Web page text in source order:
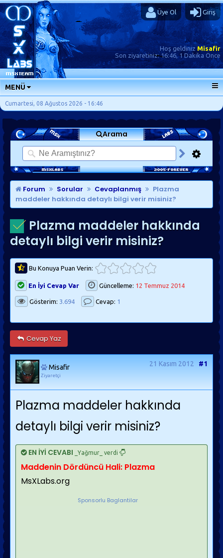
Üye Ol Giriş
Hoş geldinizMisafir
Son ziyaretiniz:16:46, 1 Dakika Önce
MENÜ
ANA SAYFA
FORUMLAR
SORU-CEVAP
GÜNLÜKLER
SON MESAJLAR
KISAYOLLAR
Cumartesi, 08 Ağustos 2026 - 16:46
Arama
Forum Sorular Cevaplanmış
Plazma
maddeler hakkında detaylı bilgi verir misiniz?
Plazma maddeler hakkında
detaylı bilgi verir misiniz?
Bu Konuya Puan Verin:
En İyi Cevap Var Güncelleme: 12 Temmuz 2014
Gösterim: 3.694 Cevap: 1
Cevap Yaz
Misafir
Ziyaretçi
21 Kasım 2012 #1
Plazma maddeler hakkında
detaylı bilgi verir misiniz?
EN İYİ CEVABI _Yağmur_ verdi
Maddenin Dördüncü Hali: Plazma
MsXLabs.org
Sponsorlu Baglantilar